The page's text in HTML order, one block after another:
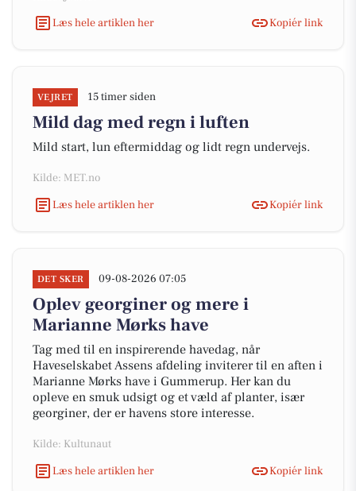
Læs hele artiklen her
Kopiér link
VEJRET 15 timer siden
Mild dag med regn i luften
Mild start, lun eftermiddag og lidt regn undervejs.
Kilde: MET.no
Læs hele artiklen her
Kopiér link
DET SKER 09-08-2026 07:05
Oplev georginer og mere i
Marianne Mørks have
Tag med til en inspirerende havedag, når
Haveselskabet Assens afdeling inviterer til en aften i
Marianne Mørks have i Gummerup. Her kan du
opleve en smuk udsigt og et væld af planter, især
georginer, der er havens store interesse.
Kilde: Kultunaut
Læs hele artiklen her
Kopiér link